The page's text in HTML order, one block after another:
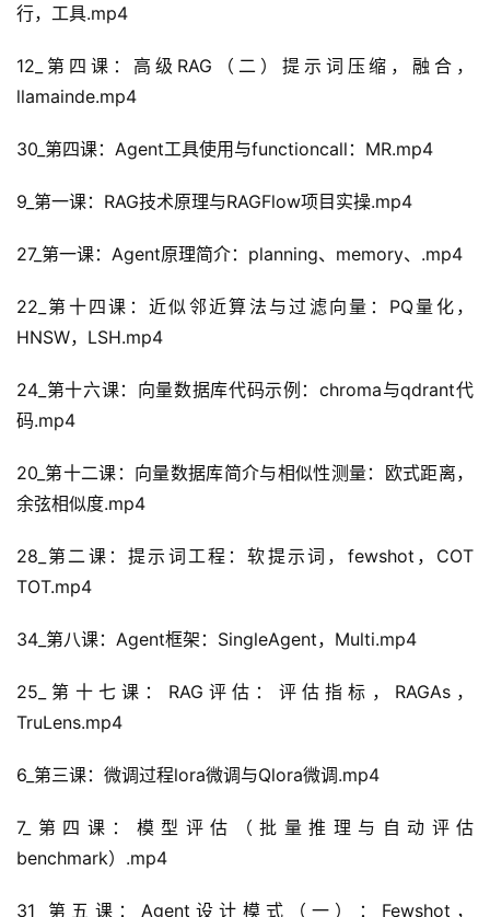
行，工具.mp4
12_第四课：高级RAG（二）提示词压缩，融合，
llamainde.mp4
30_第四课：Agent工具使用与functioncall：MR.mp4
9_第一课：RAG技术原理与RAGFlow项目实操.mp4
27_第一课：Agent原理简介：planning、memory、.mp4
22_第十四课：近似邻近算法与过滤向量：PQ量化，
HNSW，LSH.mp4
24_第十六课：向量数据库代码示例：chroma与qdrant代
码.mp4
20_第十二课：向量数据库简介与相似性测量：欧式距离，
余弦相似度.mp4
28_第二课：提示词工程：软提示词，fewshot，COT
TOT.mp4
34_第八课：Agent框架：SingleAgent，Multi.mp4
25_第十七课：RAG评估：评估指标，RAGAs，
TruLens.mp4
6_第三课：微调过程lora微调与Qlora微调.mp4
7_第四课：模型评估（批量推理与自动评估
benchmark）.mp4
31_第五课：Agent设计模式（一）：Fewshot，